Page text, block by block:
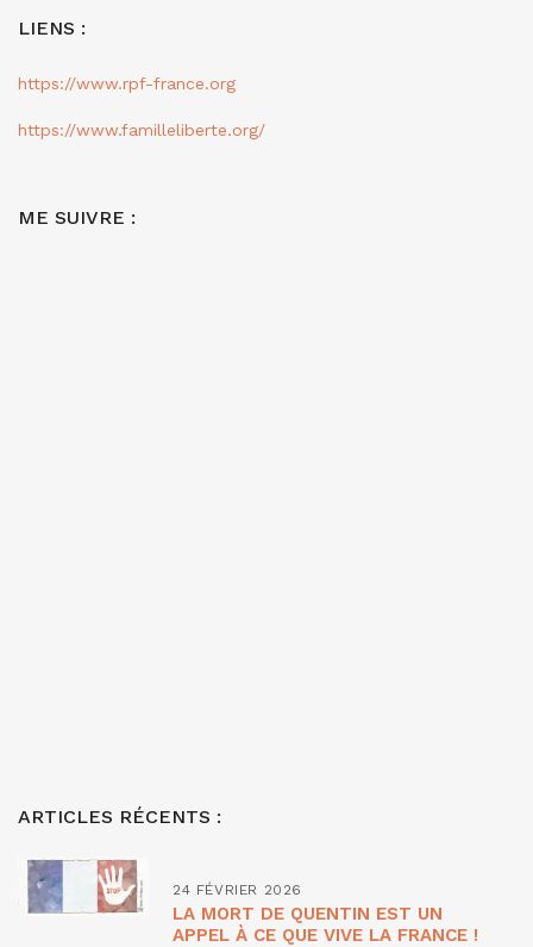
LIENS :
https://www.rpf-france.org
https://www.familleliberte.org/
ME SUIVRE :
ARTICLES RÉCENTS :
24 FÉVRIER 2026
LA MORT DE QUENTIN EST UN
APPEL À CE QUE VIVE LA FRANCE !